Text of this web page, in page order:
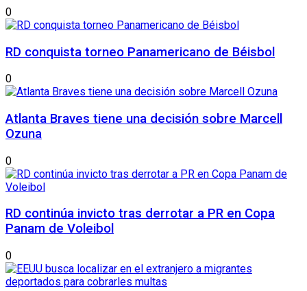
0
RD conquista torneo Panamericano de Béisbol
0
Atlanta Braves tiene una decisión sobre Marcell
Ozuna
0
RD continúa invicto tras derrotar a PR en Copa
Panam de Voleibol
0